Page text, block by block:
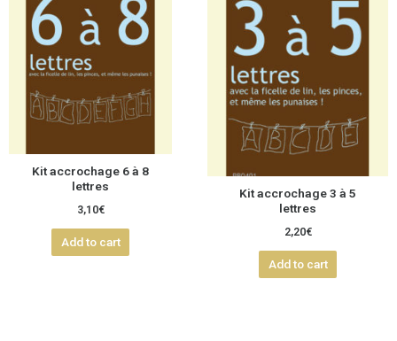
Kit accrochage 6 à 8
lettres
3,10€
Add to cart
Kit accrochage 3 à 5
lettres
2,20€
Add to cart